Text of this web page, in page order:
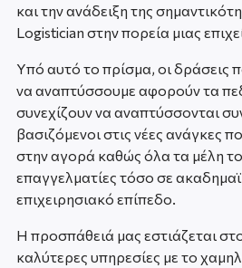
και την ανάδειξη της
Logistician στην πορεία μιας
Υπό αυτό το πρίσμα, οι δράσεις
να αναπτύσσουμε αφορούν τα
συνεχίζουν να αναπτύσσονται
βασιζόμενοι στις νέες ανάγκες
στην αγορά καθώς όλα τα μέλη
επαγγελματίες τόσο σε
επιχειρησιακό επίπεδο.
Η προσπάθειά μας εστιάζεται
καλύτερες υπηρεσίες με το